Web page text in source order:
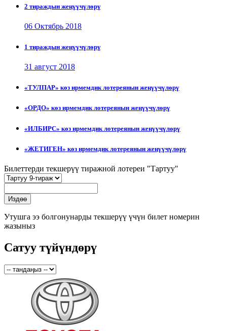
2 тираждын жеңүүчүлөрү
06 Октябрь 2018
1 тираждын жеңүүчүлөрү
31 август 2018
«ТУЛПАР» көз ирмемдик лотереянын жеңүүчүлөрү
«ОРДО» көз ирмемдик лотереянын жеңүүчүлөрү
«ИЛБИРС» көз ирмемдик лотереянын жеңүүчүлөрү
«ЖЕТИГЕН» көз ирмемдик лотереянын жеңүүчүлөрү
Билеттерди текшерүү тиражной лотереи "Тартуу"
Утушга ээ болгонунарды текшерүү үчүн билет номерин
жазыныз
Сатуу түйүндөрү